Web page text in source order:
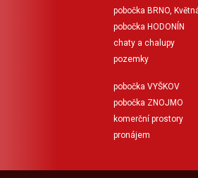
pobočka BRNO,
pobočka HODONÍN
chaty a chalupy
pozemky
pobočka VYŠKOV
pobočka ZNOJMO
komerční prostory
pronájem